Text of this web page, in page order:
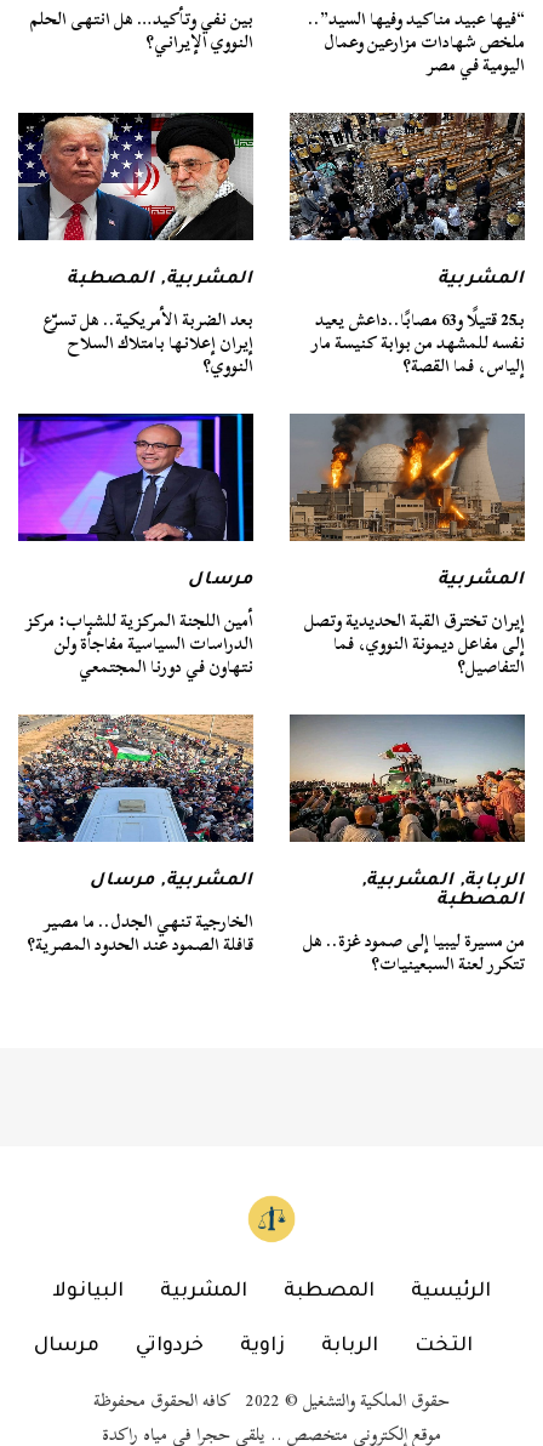
“فيها عبيد مناكيد وفيها السيد”..
ملخص شهادات مزارعين وعمال
اليومية في مصر
بين نفي وتأكيد… هل انتهى الحلم
النووي الإيراني؟
المشربية
بـ25 قتيلًا و63 مصابًا..داعش يعيد
نفسه للمشهد من بوابة كنيسة مار
إلياس، فما القصة؟
المشربية,المصطبة
بعد الضربة الأمريكية.. هل تسرّع
إيران إعلانها بامتلاك السلاح
النووي؟
المشربية
إيران تخترق القبة الحديدية وتصل
إلى مفاعل ديمونة النووي، فما
التفاصيل؟
مرسال
أمين اللجنة المركزية للشباب: مركز
الدراسات السياسية مفاجأة ولن
نتهاون في دورنا المجتمعي
الربابة,المشربية,
المصطبة
من مسيرة ليبيا إلى صمود غزة.. هل
تتكرر لعنة السبعينيات؟
المشربية,مرسال
الخارجية تنهي الجدل.. ما مصير
قافلة الصمود عند الحدود المصرية؟
الرئيسية المصطبة المشربية البيانولا
التخت الربابة زاوية خردواتي مرسال
حقوق الملكية والتشغيل © 2022 كافه الحقوق محفوظة
موقع إلكتروني متخصص .. يلقي حجرا في مياه راكدة